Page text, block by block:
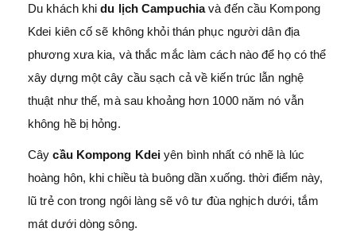
Du khách khi du lịch Campuchia và đến cầu Kompong
Kdei kiên cố sẽ không khỏi thán phục người dân địa
phương xưa kia, và thắc mắc làm cách nào để họ có thể
xây dựng một cây cầu sạch cả về kiến trúc lẫn nghệ
thuật như thế, mà sau khoảng hơn 1000 năm nó vẫn
không hề bị hỏng.
Cây cầu Kompong Kdei yên bình nhất có nhẽ là lúc
hoàng hôn, khi chiều tà buông dần xuống. thời điểm này,
lũ trẻ con trong ngôi làng sẽ vô tư đùa nghịch dưới, tắm
mát dưới dòng sông.